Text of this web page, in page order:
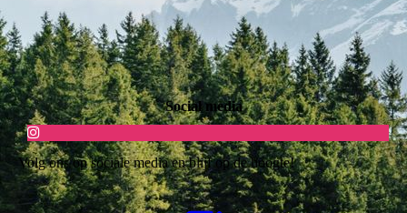
Social media
Volg ons op sociale media en blijf op de hoogte!